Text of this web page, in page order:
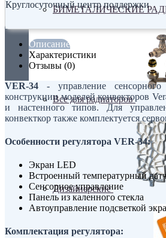
БИМЕТАЛИЧЕСКИЕ
Все для радиаторов
Дизайнерские
Круглосуточный центр поддержки
Описание
Характеристики
Отзывы (0)
VER-34 - управление
конструкции моделей конвекторов
и настенного типов. Для
конвекткор также комплектуется
Особенности регулятора VER-34:
Экран LED
Встроенный температурный
Сенсорное управление
Панель из каленного стекла
Автоуправление подсветкой
Комплектация регулятора: